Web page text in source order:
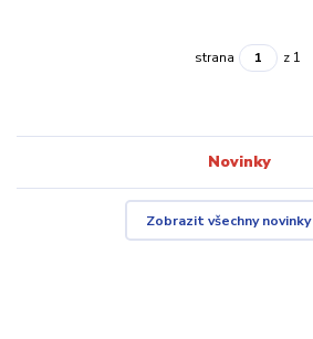
strana z 1
Novinky
Zobrazit všechny novinky